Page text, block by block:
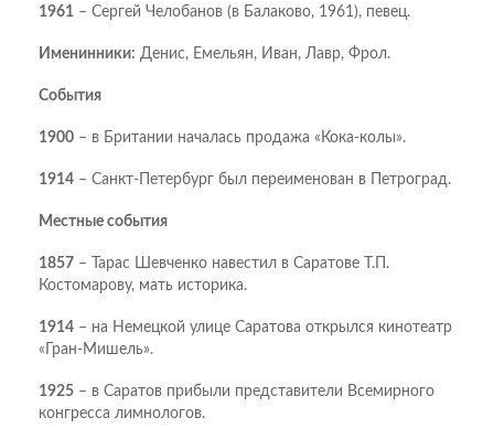
1961 – Сергей Челобанов (в Балаково, 1961), певец.
Именинники: Денис, Емельян, Иван, Лавр, Фрол.
События
1900 – в Британии началась продажа «Кока-колы».
1914 – Санкт-Петербург был переименован в Петроград.
Местные события
1857 – Тарас Шевченко навестил в Саратове Т.П.
Костомарову, мать историка.
1914 – на Немецкой улице Саратова открылся кинотеатр
«Гран-Мишель».
1925 – в Саратов прибыли представители Всемирного
конгресса лимнологов.